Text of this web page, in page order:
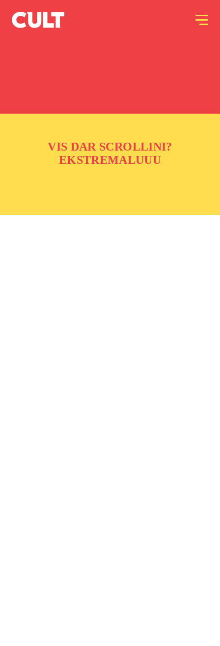
VIS DAR SCROLLINI?
EKSTREMALUUU